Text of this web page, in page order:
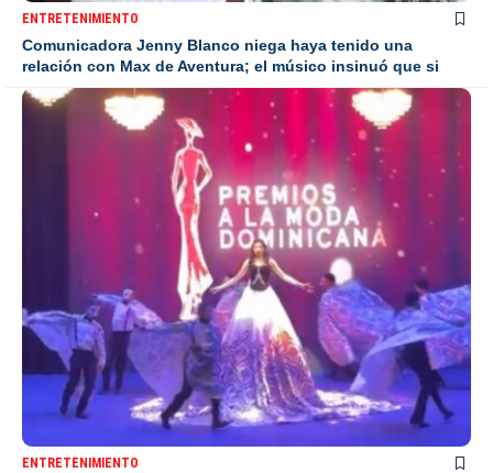
ENTRETENIMIENTO
Comunicadora Jenny Blanco niega haya tenido una
relación con Max de Aventura; el músico insinuó que si
ENTRETENIMIENTO